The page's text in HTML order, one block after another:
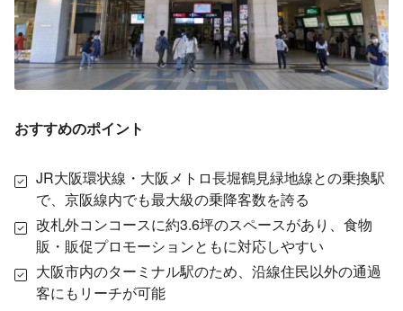
おすすめのポイント
JR大阪環状線・大阪メトロ長堀鶴見緑地線との乗換駅
で、京阪線内でも最大級の乗降客数を誇る
改札外コンコースに約3.6坪のスペースがあり、食物
販・販促プロモーションともに対応しやすい
大阪市内のターミナル駅のため、沿線住民以外の通過
客にもリーチが可能